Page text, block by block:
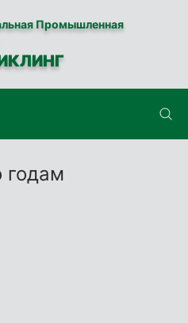
Промышленная
годам